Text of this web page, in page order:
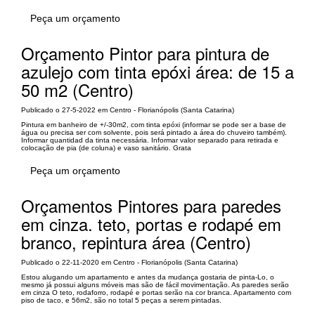
Peça um orçamento
Orçamento Pintor para pintura de
azulejo com tinta epóxi área: de 15 a
50 m2 (Centro)
Publicado o 27-5-2022 em Centro - Florianópolis (Santa Catarina)
Pintura em banheiro de +/-30m2, com tinta epóxi (informar se pode ser a base de
água ou precisa ser com solvente, pois será pintado a área do chuveiro também).
Informar quantidad da tinta necessária. Informar valor separado para retirada e
colocação de pia (de coluna) e vaso sanitário. Grata
Peça um orçamento
Orçamentos Pintores para paredes
em cinza. teto, portas e rodapé em
branco, repintura área (Centro)
Publicado o 22-11-2020 em Centro - Florianópolis (Santa Catarina)
Estou alugando um apartamento e antes da mudança gostaria de pinta-Lo, o
mesmo já possui alguns móveis mas são de fácil movimentação. As paredes serão
em cinza O teto, rodaforro, rodapé e portas serão na cor branca. Apartamento com
piso de taco, e 56m2, são no total 5 peças a serem pintadas.